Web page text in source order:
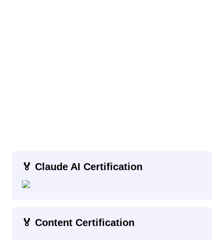
🏅 Claude AI Certification
🏅 Content Certification